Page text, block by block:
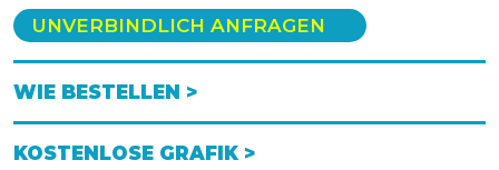
UNVERBINDLICH ANFRAGEN
WIE BESTELLEN >
KOSTENLOSE GRAFIK >